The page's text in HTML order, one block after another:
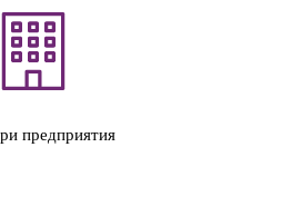
предприятия